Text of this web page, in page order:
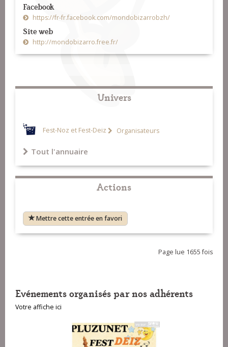
Facebook
https://fr-fr.facebook.com/mondobizarrobzh/
Site web
http://mondobizarro.free.fr/
Univers
Fest-Noz et Fest-Deiz Organisateurs
Tout l'annuaire
Actions
Mettre cette entrée en favori
Page lue 1655 fois
Evénements organisés par nos adhérents
Votre affiche ici